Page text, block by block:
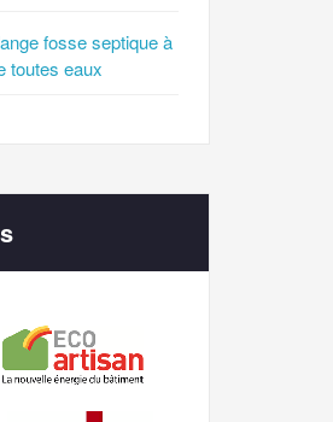
fosse septique à
toutes eaux